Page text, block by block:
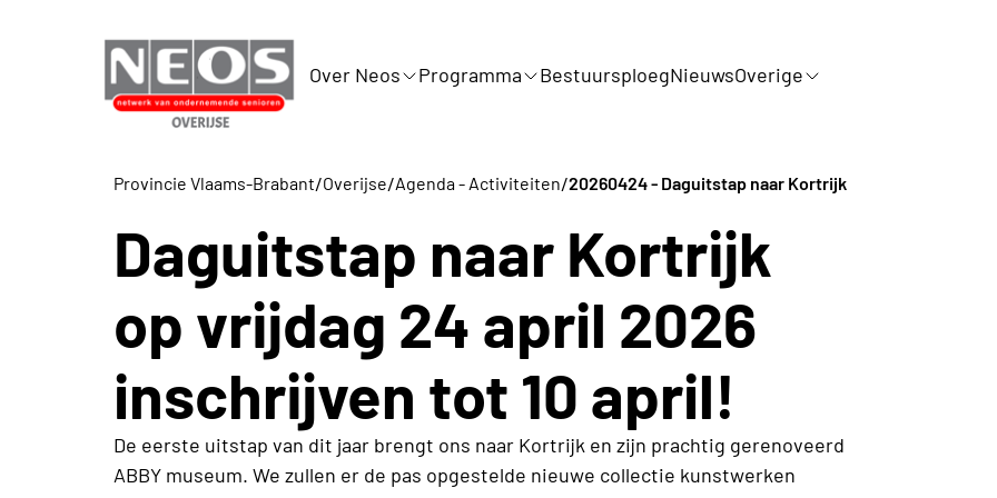
Over Neos Programma BestuursploegNieuwsOverige
Provincie Vlaams-Brabant/Overijse/Agenda - Activiteiten/20260424 - Daguitstap naar Kortrijk
Daguitstap naar Kortrijk
op vrijdag 24 april 2026
inschrijven tot 10 april!
De eerste uitstap van dit jaar brengt ons naar Kortrijk en zijn prachtig gerenoveerd
ABBY museum. We zullen er de pas opgestelde nieuwe collectie kunstwerken